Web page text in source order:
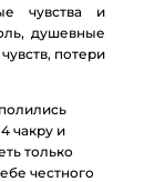
чувства и
душевные
потери
чакру и
только
честного